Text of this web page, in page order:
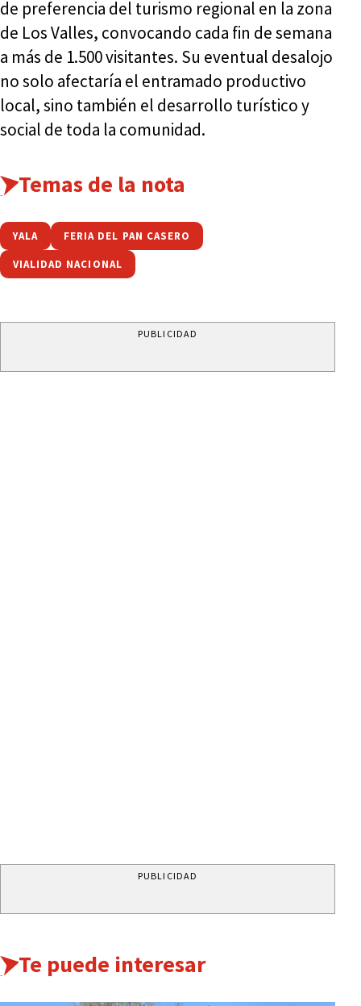
de preferencia del turismo regional en la zona
de Los Valles, convocando cada fin de semana
a más de 1.500 visitantes. Su eventual desalojo
no solo afectaría el entramado productivo
local, sino también el desarrollo turístico y
social de toda la comunidad.
Temas de la nota
YALA FERIA DEL PAN CASERO
VIALIDAD NACIONAL
PUBLICIDAD
PUBLICIDAD
Te puede interesar